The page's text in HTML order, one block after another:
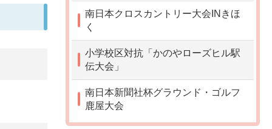
南日本クロスカントリー大会INきほ
く
小学校区対抗「かのやローズヒル駅
伝大会」
南日本新聞社杯グラウンド・ゴルフ
鹿屋大会